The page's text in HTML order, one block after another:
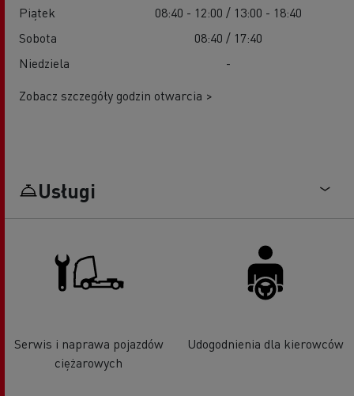
Piątek
08:40 - 12:00 / 13:00 - 18:40
Sobota
08:40 / 17:40
Niedziela
-
Zobacz szczegóły godzin otwarcia >
Usługi
Serwis i naprawa pojazdów
ciężarowych
Udogodnienia dla kierowców